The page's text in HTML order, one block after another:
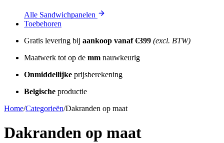
Alle Sandwichpanelen
Toebehoren
Gratis levering bij aankoop vanaf €399 (excl. BTW)
Maatwerk tot op de mm nauwkeurig
Onmiddellijke prijsberekening
Belgische productie
Home/Categorieën/Dakranden op maat
Dakranden op maat